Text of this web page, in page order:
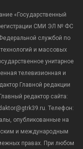
«Государственный
регистрации СМИ ЭЛ № ФС
службой по
и массовых
унитарное
телевизионная и
Главной редакции
редактор сайта:
Телефон:
опубликованные на
и международным
правах. При любом